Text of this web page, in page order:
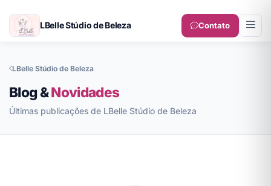
LBelle Stúdio de Beleza Contato
LBelle Stúdio de Beleza
Blog &Novidades
Últimas publicações de LBelle Stúdio de Beleza